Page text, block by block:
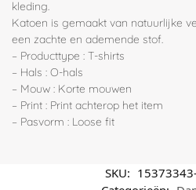
kleding.
Katoen is gemaakt van natuurlijke
een zachte en ademende stof.
– Producttype : T-shirts
– Hals : O-hals
– Mouw : Korte mouwen
– Print : Print achterop het item
– Pasvorm : Loose fit
SKU: